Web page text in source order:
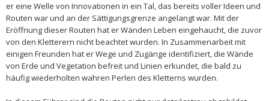
er eine Welle von Innovationen in ein Tal, das bereits voller Ideen und
Routen war und an der Sättigungsgrenze angelangt war. Mit der
Eröffnung dieser Routen hat er Wänden Leben eingehaucht, die zuvor
von den Kletterern nicht beachtet wurden. In Zusammenarbeit mit
einigen Freunden hat er Wege und Zugänge identifiziert, die Wände
von Erde und Vegetation befreit und Linien erkundet, die bald zu
häufig wiederholten wahren Perlen des Kletterns wurden.